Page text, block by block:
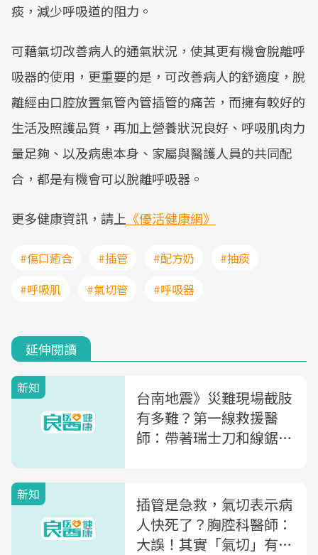
痰，減少呼吸道的阻力。
可藉氣切改善病人的通氣狀況，使其更有機會脫離呼
吸器的使用，更重要的是，可改善病人的舒適度，脫
離經由口腔放置氣管內管插管的痛苦，而擁有較好的
生活及照護品質，再加上營養狀況良好、呼吸肌肉力
量足夠、以及病患本身、家屬與醫護人員的共同配
合，都是有機會可以脫離呼吸器。
更多健康資訊，請上 《優活健康網》
#傷口癒合 #插管 #配方奶
#抽痰
#呼吸肌
#氣切管 #呼吸器
延伸閱讀
新知
台南地震》災難現場截肢
有多難？第一線救援醫
師：帶著瑞士刀和線鋸，
新知
插管是急救，氣切表示病
人快死了？胸腔科醫師：
大誤！其實「氣切」有5